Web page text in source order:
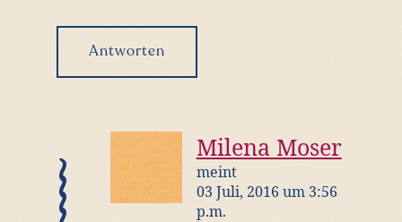
Antworten
Milena Moser
meint
03 Juli, 2016 um 3:56
p.m.